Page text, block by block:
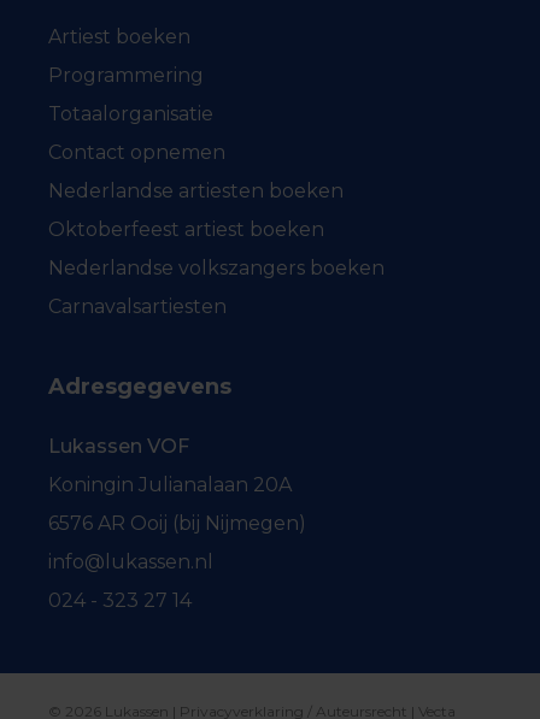
Artiest boeken
Programmering
Totaalorganisatie
Contact opnemen
Nederlandse artiesten boeken
Oktoberfeest artiest boeken
Nederlandse volkszangers boeken
Carnavalsartiesten
Adresgegevens
Lukassen VOF
Koningin Julianalaan 20A
6576 AR Ooij (bij Nijmegen)
info@lukassen.nl
024 - 323 27 14
© 2026 Lukassen | Privacyverklaring / Auteursrecht | Vecta